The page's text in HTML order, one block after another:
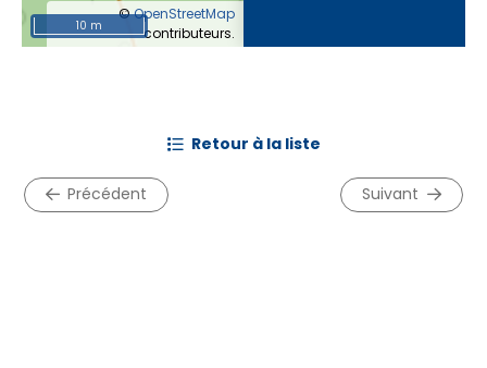
©OpenStreetMap
contributeurs.
10 m
précédent
retour à la liste
suivant